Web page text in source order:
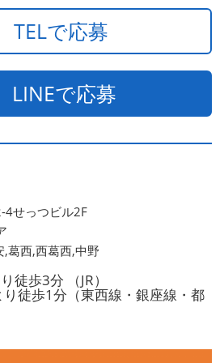
TELで応募
で応募
4せっつビル2F
,葛西,西葛西,中野
徒歩3分 （JR）
徒歩1分（東西線・銀座線・都